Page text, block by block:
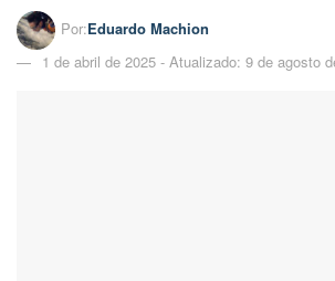
Por:Eduardo Machion
1 de abril de 2025 - Atualizado: 9 de agosto